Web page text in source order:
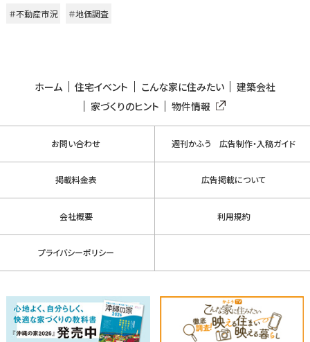
＃不動産市況
＃地価調査
ホーム 住宅イベント こんな家に住みたい
建築会社
家づくりのヒント
物件情報
お問い合わせ 週刊かふう 広告制作・入稿ガイド
掲載料金表 広告掲載について
会社概要 利用規約
プライバシーポリシー